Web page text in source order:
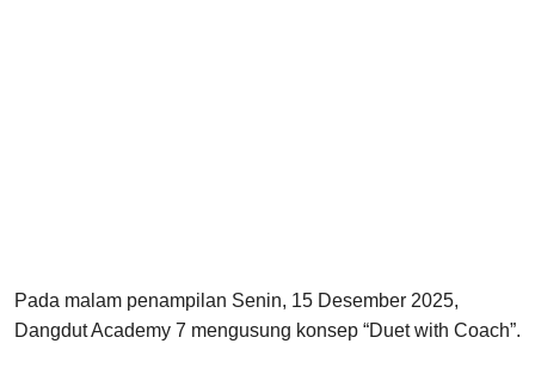
Pada malam penampilan Senin, 15 Desember 2025,
Dangdut Academy 7 mengusung konsep “Duet with Coach”.